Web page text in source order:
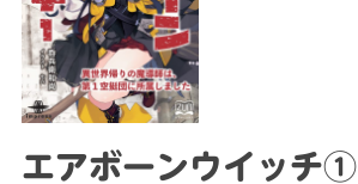
エアボーンウイッチ①